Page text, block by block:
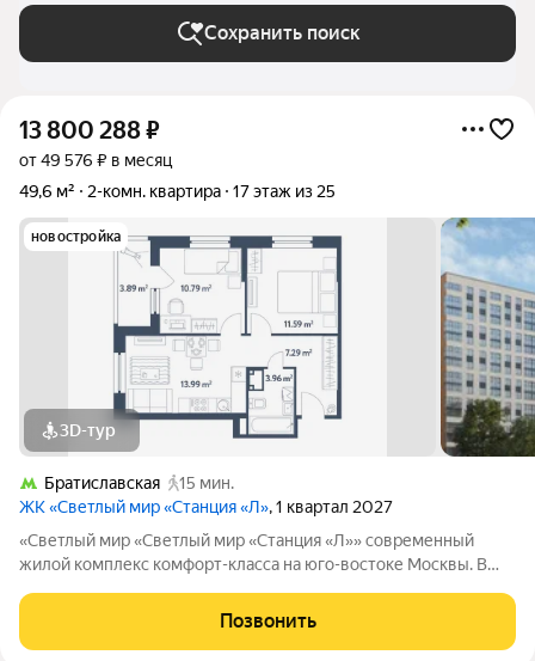
Сохранить поиск
13 800 288₽
от 49 576 ₽ в месяц
49,6 м²
2-комн. квартира 17 этаж из 25
новостройка
3D-тур
Братиславская
15 мин.
ЖК «Светлый мир «Станция «Л», 1 квартал 2027
«Светлый мир «Светлый мир «Станция «Л»» современный
жилой комплекс комфорт-класса на юго-востоке Москвы. В
благоустроенные дворы без машин, детские игровые
комплексы, спортивные площадки и многое другое.
Позвонить